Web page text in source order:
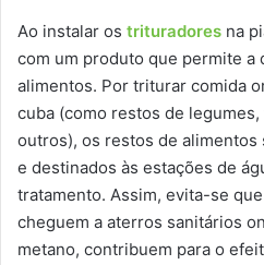
Ao instalar os trituradores na
com um produto que permite a
alimentos. Por triturar comida
cuba (como restos de
outros), os restos de alimentos
e destinados às estações de
tratamento. Assim, evita-se
cheguem a aterros sanitários
metano, contribuem para o